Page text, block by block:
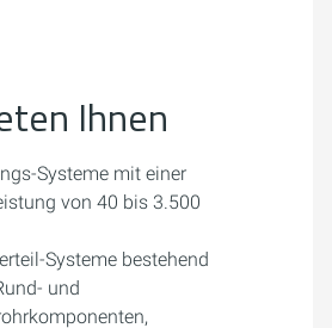
Ihnen
Systeme mit einer
von 40 bis 3.500
Systeme bestehend
und